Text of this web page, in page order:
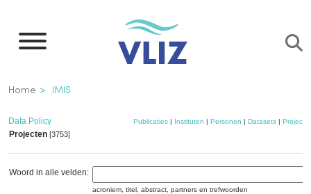
naar
inhoud
gaan
Kruimelpad
Home IMIS
Data Policy Publicaties | Instituten | Personen | Datasets |
Projecten [3753]
Woord in alle velden:
acroniem, titel, abstract, partners en trefwoorden